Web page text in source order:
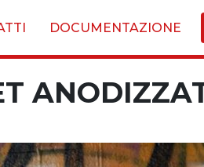
DOCUMENTAZIONE